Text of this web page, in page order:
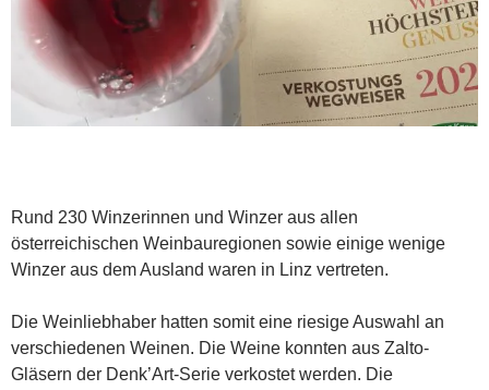
Rund 230 Winzerinnen und Winzer aus allen
österreichischen Weinbauregionen sowie einige wenige
Winzer aus dem Ausland waren in Linz vertreten.
Die Weinliebhaber hatten somit eine riesige Auswahl an
verschiedenen Weinen. Die Weine konnten aus Zalto-
Gläsern der Denk’Art-Serie verkostet werden. Die